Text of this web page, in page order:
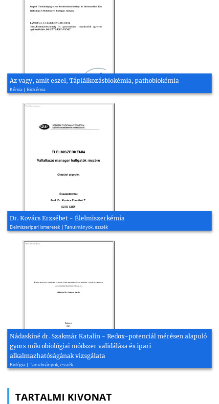
Az vagy, amit eszel, Táplálkozásbiokémia, pathobiokémia
Kémia | Biokémia
Dr. Kovács Erzsébet - Élelmiszerkémia
Élelmiszeripari ismeretek | Tanulmányok, esszék
Nádaskiné dr. Szakmár Katalin - Redox-potenciál mérésen alapuló
gyors mikrobiológiai módszer validálása és ipari
alkalmazhatóságának vizsgálata
Biológia | Tanulmányok, esszék
TARTALMI KIVONAT